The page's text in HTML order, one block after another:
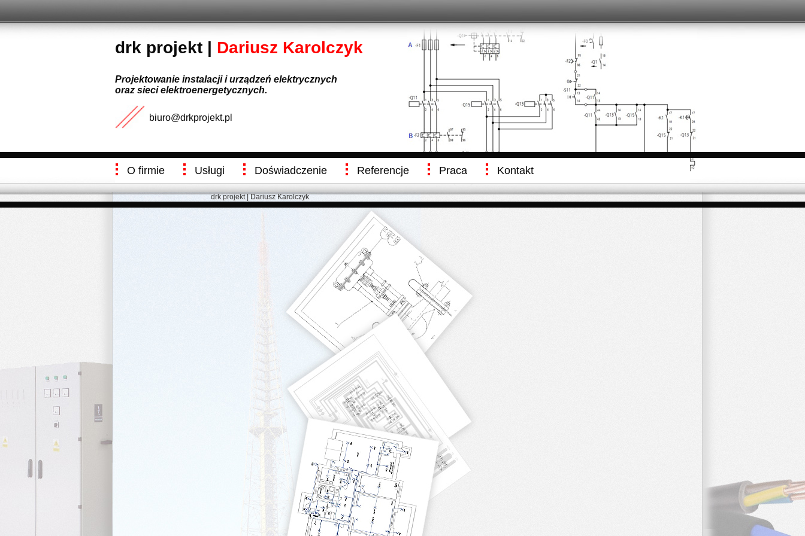
drk projekt | Dariusz Karolczyk
Projektowanie instalacji i urządzeń elektrycznych
oraz sieci elektroenergetycznych.
biuro@drkprojekt.pl
O firmie Usługi Doświadczenie Referencje Praca Kontakt
drk projekt | Dariusz Karolczyk